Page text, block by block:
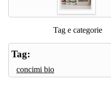
Tag e categorie
Tag:
concimi bio